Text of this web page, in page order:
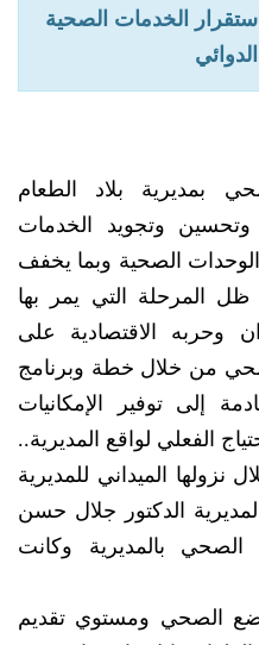
الخدمات الصحية
بمديرية بلاد الطعام
وتجويد الخدمات
الصحية وبما يخفف
ظل المرحلة التي يمر بها
وحربه الاقتصادية على
من خلال خطة وبرنامج
إلى توفير الإمكانيات
الفعلي لواقع المديرية..
الميداني للمديرية
الدكتور جلال حسن
الصحي بالمديرية وكانت
الصحي ومستوي تقديم